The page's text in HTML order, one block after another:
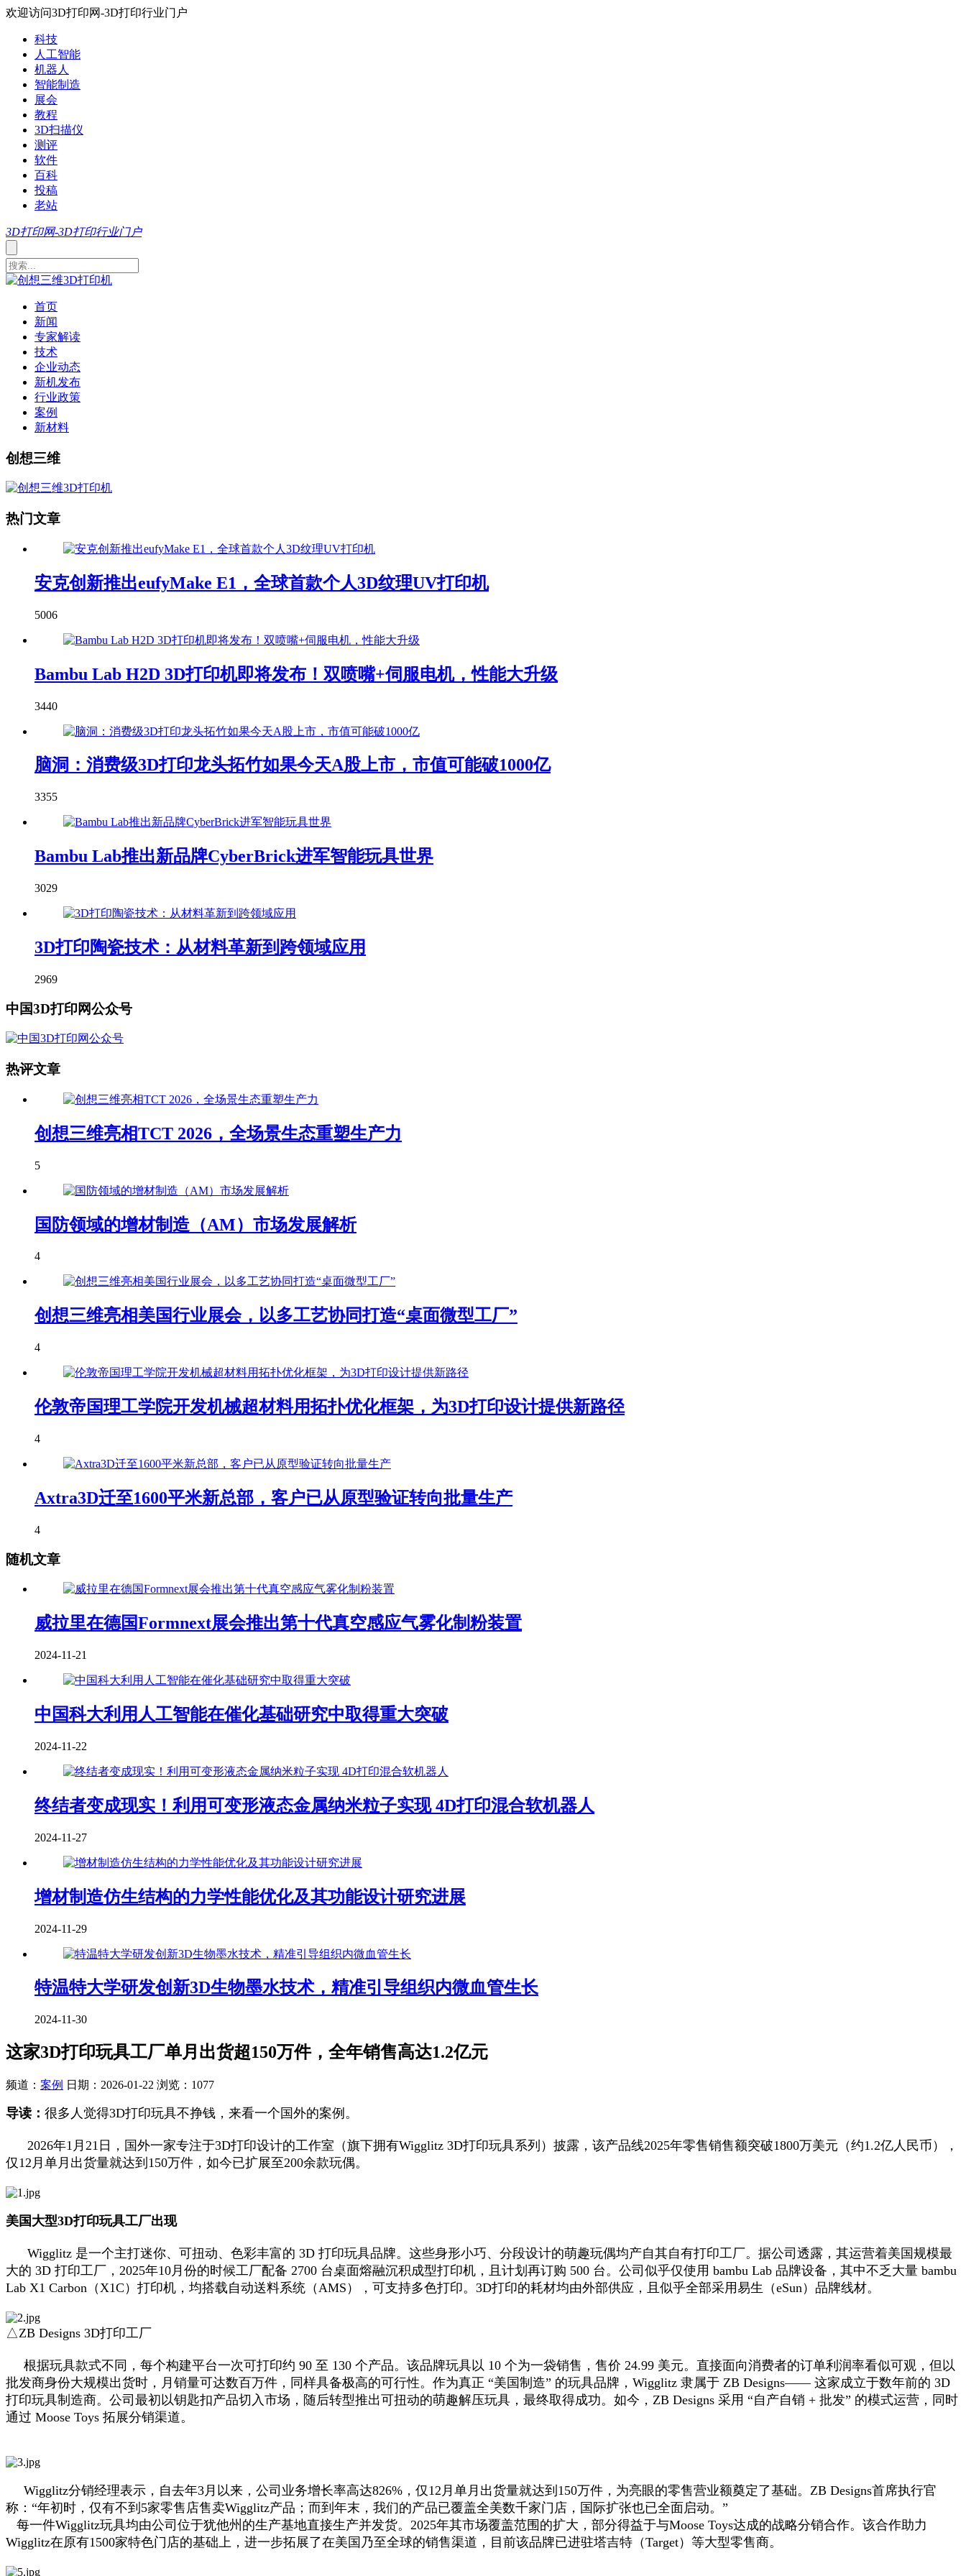
欢迎访问3D打印网-3D打印行业门户
科技
人工智能
机器人
智能制造
展会
教程
3D扫描仪
测评
软件
百科
投稿
老站
3D打印网-3D打印行业门户
首页
新闻
专家解读
技术
企业动态
新机发布
行业政策
案例
新材料
创想三维
热门文章
安克创新推出eufyMake E1，全球首款个人3D纹理UV打印机
5006
Bambu Lab H2D 3D打印机即将发布！双喷嘴+伺服电机，性能大升级
3440
脑洞：消费级3D打印龙头拓竹如果今天A股上市，市值可能破1000亿
3355
Bambu Lab推出新品牌CyberBrick进军智能玩具世界
3029
3D打印陶瓷技术：从材料革新到跨领域应用
2969
中国3D打印网公众号
热评文章
创想三维亮相TCT 2026，全场景生态重塑生产力
5
国防领域的增材制造（AM）市场发展解析
4
创想三维亮相美国行业展会，以多工艺协同打造“桌面微型工厂”
4
伦敦帝国理工学院开发机械超材料用拓扑优化框架，为3D打印设计提供新路径
4
Axtra3D迁至1600平米新总部，客户已从原型验证转向批量生产
4
随机文章
威拉里在德国Formnext展会推出第十代真空感应气雾化制粉装置
2024-11-21
中国科大利用人工智能在催化基础研究中取得重大突破
2024-11-22
终结者变成现实！利用可变形液态金属纳米粒子实现 4D打印混合软机器人
2024-11-27
增材制造仿生结构的力学性能优化及其功能设计研究进展
2024-11-29
特温特大学研发创新3D生物墨水技术，精准引导组织内微血管生长
2024-11-30
这家3D打印玩具工厂单月出货超150万件，全年销售高达1.2亿元
频道： 案例 日期： 2026-01-22 浏览：1077
导读： 很多人觉得3D打印玩具不挣钱，来看一个国外的案例。
2026年1月21日，国外一家专注于3D打印设计的工作室（旗下拥有Wigglitz 3D打印玩具系列）披露，该产品线2025年零售销售额突破1800万美元（约1.2亿人民币），
仅12月单月出货量就达到150万件，如今已扩展至200余款玩偶。
美国大型3D打印玩具工厂出现
Wigglitz 是一个主打迷你、可扭动、色彩丰富的 3D 打印玩具品牌。这些身形小巧、分段设计的萌趣玩偶均产自其自有打印工厂。据公司透露，其运营着美国规模最
大的 3D 打印工厂，2025年10月份的时候工厂配备 2700 台桌面熔融沉积成型打印机，且计划再订购 500 台。公司似乎仅使用 bambu Lab 品牌设备，其中不乏大量 bambu
Lab X1 Carbon（X1C）打印机，均搭载自动送料系统（AMS），可支持多色打印。3D打印的耗材均由外部供应，且似乎全部采用易生（eSun）品牌线材。
△ZB Designs 3D打印工厂
根据玩具款式不同，每个构建平台一次可打印约 90 至 130 个产品。该品牌玩具以 10 个为一袋销售，售价 24.99 美元。直接面向消费者的订单利润率看似可观，但以
批发商身份大规模出货时，月销量可达数百万件，同样具备极高的可行性。作为真正 “美国制造” 的玩具品牌，Wigglitz 隶属于 ZB Designs—— 这家成立于数年前的 3D
打印玩具制造商。公司最初以钥匙扣产品切入市场，随后转型推出可扭动的萌趣解压玩具，最终取得成功。如今，ZB Designs 采用 “自产自销 + 批发” 的模式运营，同时
通过 Moose Toys 拓展分销渠道。
Wigglitz分销经理表示，自去年3月以来，公司业务增长率高达826%，仅12月单月出货量就达到150万件，为亮眼的零售营业额奠定了基础。ZB Designs首席执行官
称：“年初时，仅有不到5家零售店售卖Wigglitz产品；而到年末，我们的产品已覆盖全美数千家门店，国际扩张也已全面启动。”
每一件Wigglitz玩具均由公司位于犹他州的生产基地直接生产并发货。2025年其市场覆盖范围的扩大，部分得益于与Moose Toys达成的战略分销合作。该合作助力
Wigglitz在原有1500家特色门店的基础上，进一步拓展了在美国乃至全球的销售渠道，目前该品牌已进驻塔吉特（Target）等大型零售商。